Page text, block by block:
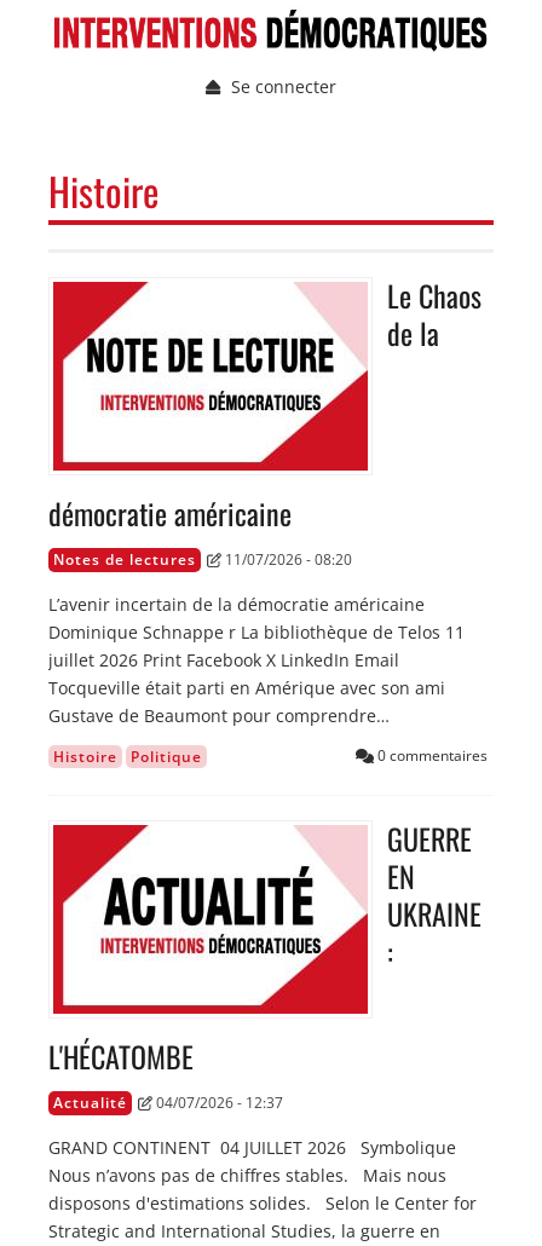
Menu
Se connecter
PRINCIPALE
Histoire
Le Chaos
de la
démocratie américaine
Notes de lectures 11/07/2026 - 08:20
L’avenir incertain de la démocratie américaine
Dominique Schnappe r La bibliothèque de Telos 11
juillet 2026 Print Facebook X LinkedIn Email
Tocqueville était parti en Amérique avec son ami
Gustave de Beaumont pour comprendre…
Histoire Politique 0 commentaires
GUERRE
EN
UKRAINE
:
L'HÉCATOMBE
Actualité 04/07/2026 - 12:37
GRAND CONTINENT 04 JUILLET 2026 Symbolique
Nous n’avons pas de chiffres stables. Mais nous
disposons d'estimations solides. Selon le Center for
Strategic and International Studies, la guerre en